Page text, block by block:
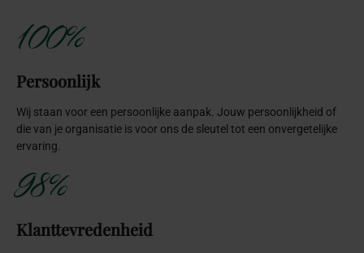
100%
Persoonlijk
Wij staan voor een persoonlijke aanpak. Jouw persoonlijkheid of
die van je organisatie is voor ons de sleutel tot een onvergetelijke
ervaring.
98%
Klanttevredenheid